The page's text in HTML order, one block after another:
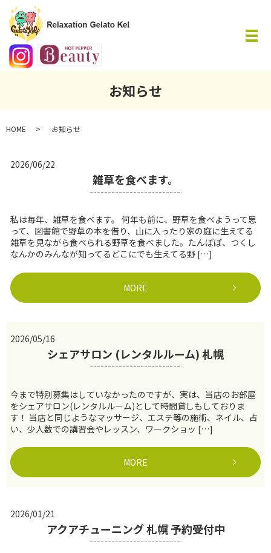
メ
お知らせ
HOME お知らせ
2026/06/22
雑草を食べます。
私は毎年、雑草を食べます。 何年も前に、野草を食べようって思
って、図書館で野草の本を借り、山に入ったり家の庭に生えてる
雑草を見ながら食べられる野草を食べました。たんぽぽ、つくし
なんかのみんなが知ってるどこにでも生えてる野 […]
MORE
2026/05/16
シェアサロン (レンタルルーム) 札幌
今まで特別募集はしていなかったのですが、実は、当店のお部屋
をシェアサロン(レンタルルーム)として時間貸しもしておりま
す！ 当店と同じようなマッサージ、エステ等の施術、ネイル、占
い、少人数での講習会やレッスン、ワークショッ […]
MORE
2026/01/21
アクアチューニング 札幌 予約受付中